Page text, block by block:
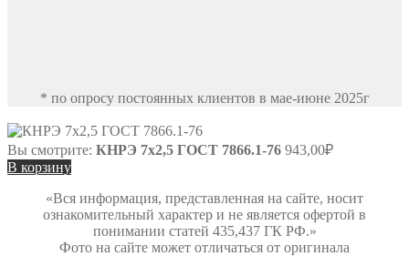
* по опросу постоянных клиентов в мае-июне 2025г
Вы смотрите: КНРЭ 7х2,5 ГОСТ 7866.1-76 943,00₽
В корзину
«Вся информация, представленная на сайте, носит
ознакомительный характер и не является офертой в
понимании статей 435,437 ГК РФ.»
Фото на сайте может отличаться от оригинала